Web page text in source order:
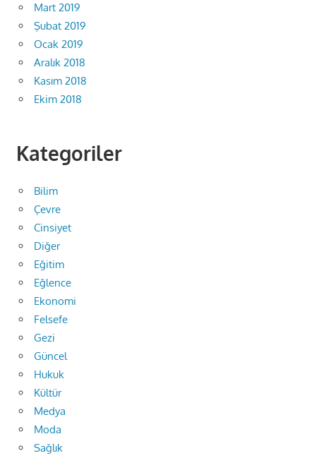
Mart 2019
Şubat 2019
Ocak 2019
Aralık 2018
Kasım 2018
Ekim 2018
Kategoriler
Bilim
Çevre
Cinsiyet
Diğer
Eğitim
Eğlence
Ekonomi
Felsefe
Gezi
Güncel
Hukuk
Kültür
Medya
Moda
Sağlık